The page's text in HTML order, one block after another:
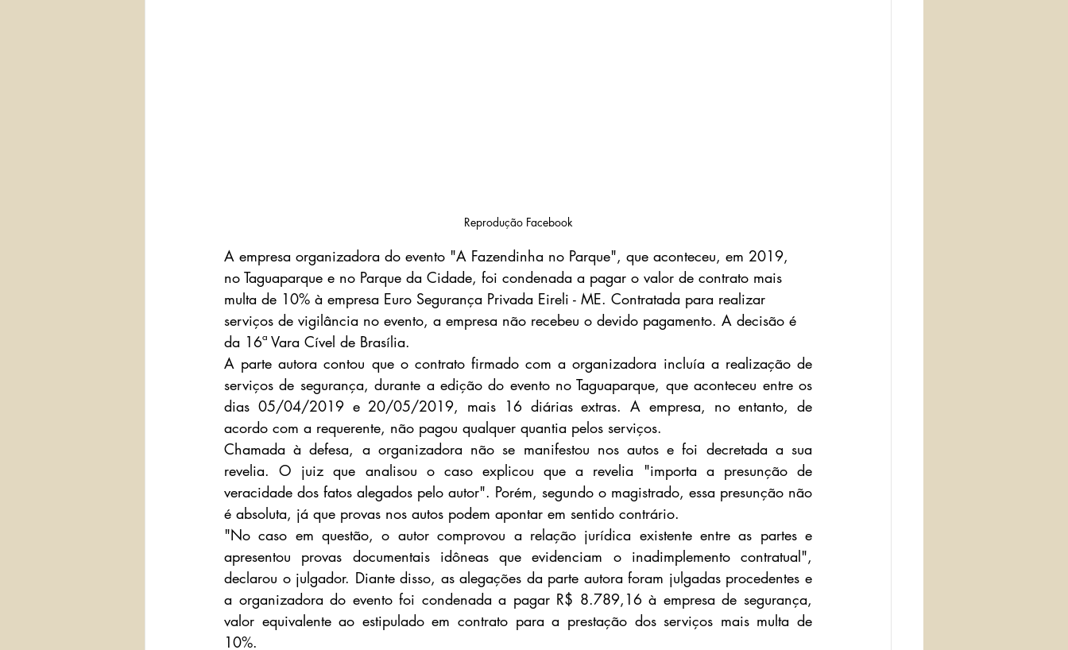
Reprodução Facebook
A empresa organizadora do evento "A Fazendinha no Parque", que aconteceu, em 2019,
no Taguaparque e no Parque da Cidade, foi condenada a pagar o valor de contrato mais
multa de 10% à empresa Euro Segurança Privada Eireli - ME. Contratada para realizar
serviços de vigilância no evento, a empresa não recebeu o devido pagamento. A decisão é
da 16ª Vara Cível de Brasília.
A parte autora contou que o contrato firmado com a organizadora incluía a realização de
serviços de segurança, durante a edição do evento no Taguaparque, que aconteceu entre os
dias 05/04/2019 e 20/05/2019, mais 16 diárias extras. A empresa, no entanto, de
acordo com a requerente, não pagou qualquer quantia pelos serviços.
Chamada à defesa, a organizadora não se manifestou nos autos e foi decretada a sua
revelia. O juiz que analisou o caso explicou que a revelia "importa a presunção de
veracidade dos fatos alegados pelo autor". Porém, segundo o magistrado, essa presunção não
é absoluta, já que provas nos autos podem apontar em sentido contrário.
"No caso em questão, o autor comprovou a relação jurídica existente entre as partes e
apresentou provas documentais idôneas que evidenciam o inadimplemento contratual",
declarou o julgador. Diante disso, as alegações da parte autora foram julgadas procedentes e
a organizadora do evento foi condenada a pagar R$ 8.789,16 à empresa de segurança,
valor equivalente ao estipulado em contrato para a prestação dos serviços mais multa de
10%.